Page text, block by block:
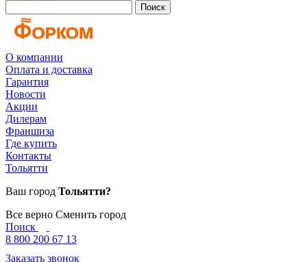
Поиск
О компании
Оплата и доставка
Гарантия
Новости
Акции
Дилерам
Франшиза
Где купить
Контакты
Тольятти
Ваш город Тольятти?
Все верно Сменить город
Поиск
8 800 200 67 13
Заказать звонок